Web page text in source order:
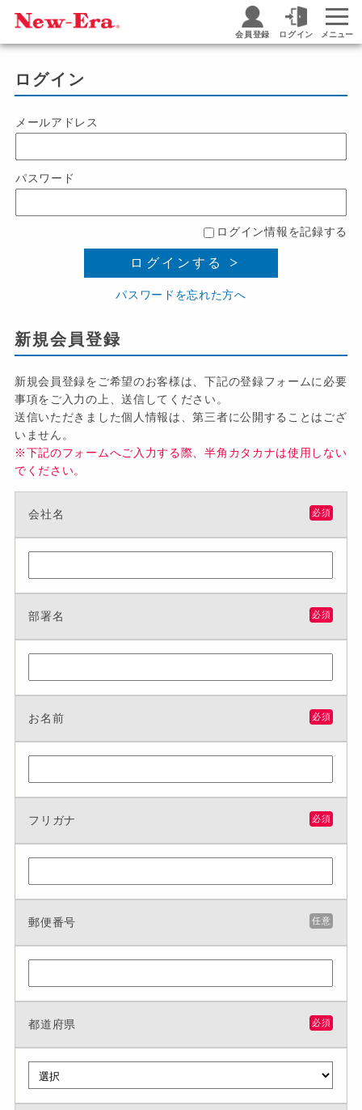
会員登録 ログイン メニュー
ログイン
メールアドレス
パスワード
ログイン情報を記録する
ログインする
パスワードを忘れた方へ
新規会員登録
新規会員登録をご希望のお客様は、下記の登録フォームに必要
事項をご入力の上、送信してください。
送信いただきました個人情報は、第三者に公開することはござ
いません。
※下記のフォームへご入力する際、半角カタカナは使用しない
でください。
会社名 必須
部署名 必須
お名前 必須
フリガナ 必須
郵便番号 任意
都道府県 必須